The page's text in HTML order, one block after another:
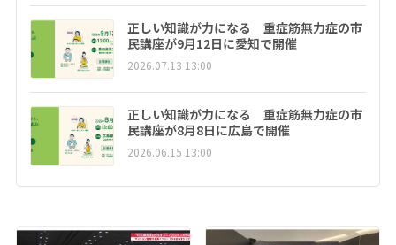
正しい知識が力になる 重症筋無力症の市
民講座が9月12日に愛知で開催
2026.07.13 13:00
正しい知識が力になる 重症筋無力症の市
民講座が8月8日に広島で開催
2026.06.15 13:00